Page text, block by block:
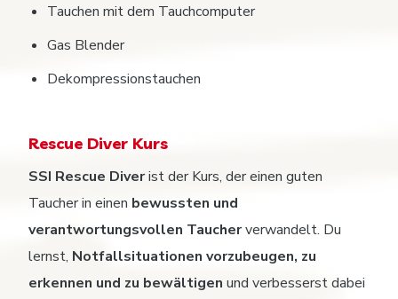
Tauchen mit dem Tauchcomputer
Gas Blender
Dekompressionstauchen
Rescue Diver Kurs
SSI Rescue Diverist der Kurs, der einen guten
Taucher in einen bewussten und
verantwortungsvollen Taucherverwandelt. Du
lernst, Notfallsituationen vorzubeugen, zu
erkennen und zu bewältigen und verbesserst dabei